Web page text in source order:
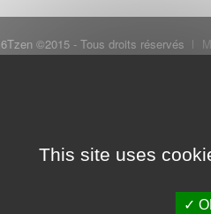
6Tzen ©2015 - Tous droits réservés
This site uses